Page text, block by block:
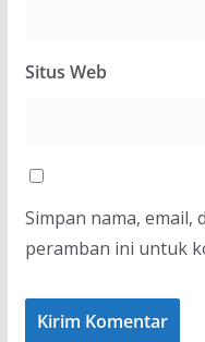
Situs Web
Simpan nama, email,
peramban ini untuk